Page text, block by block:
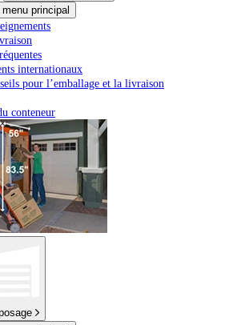
principal
internationaux
pour l’emballage et la livraison
conteneur